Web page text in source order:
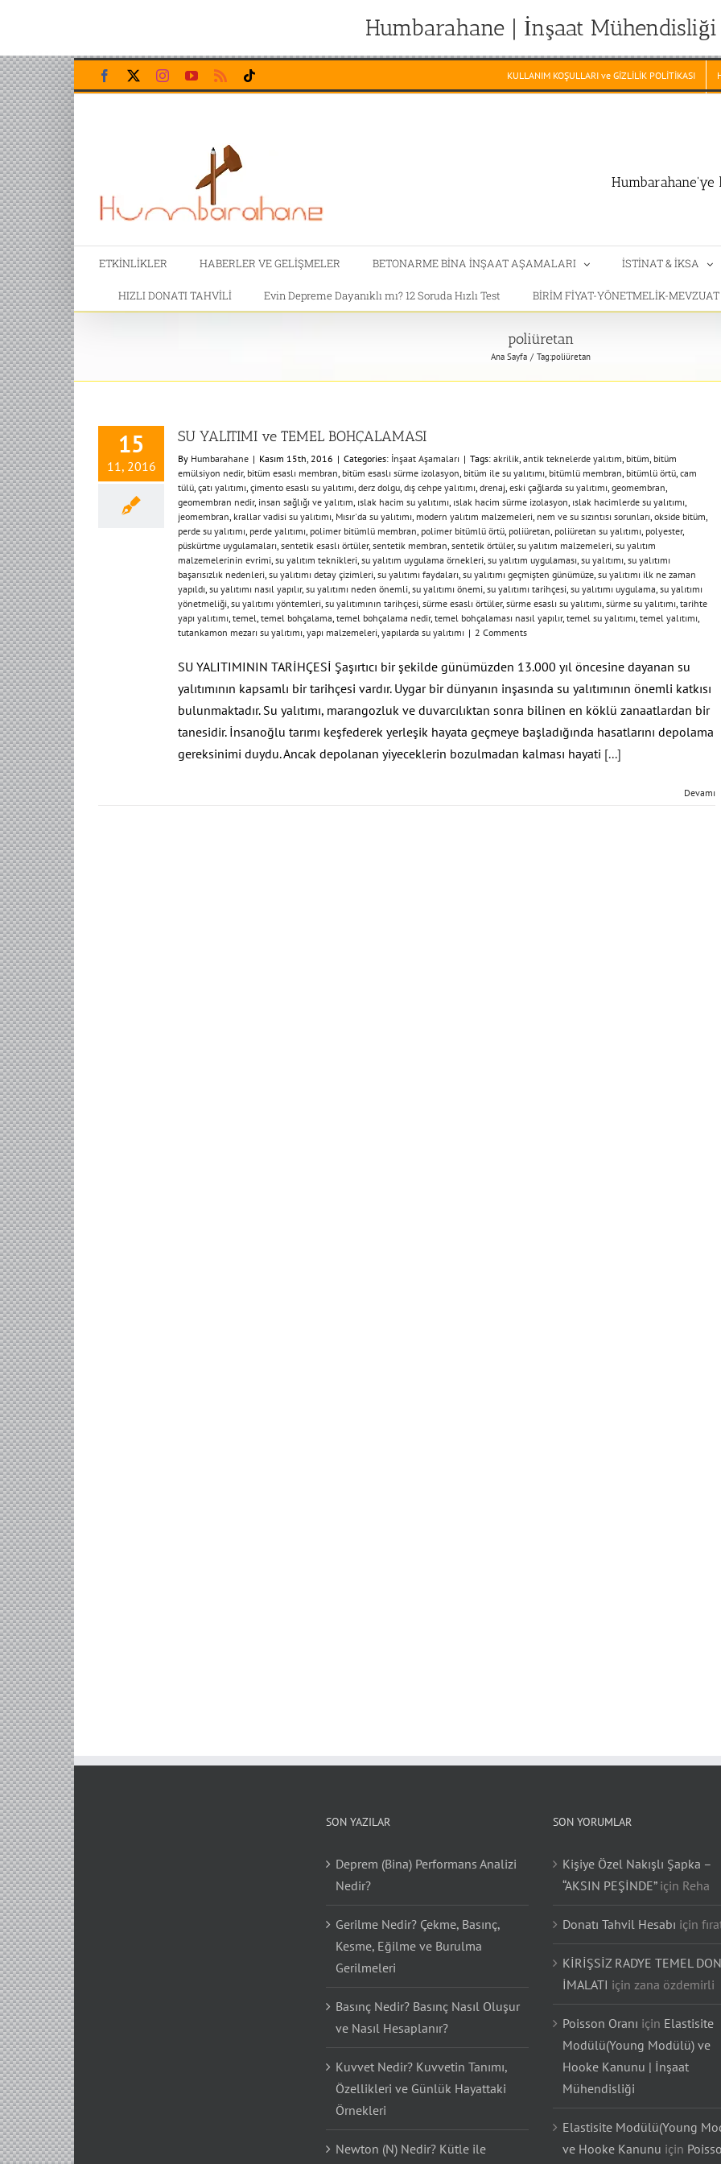
Humbarahane | İnşaat Mühendisliği
Skip
to
content
Facebook InstagramYouTubeRss KULLANIM KOŞULLARI ve GİZLİLİK POLİTİKASI
Humbarahane'ye
ETKİNLİKLER HABERLER VE GELİŞMELER BETONARME BİNA İNŞAAT AŞAMALARI İSTİNAT & İKSA
HIZLI DONATI TAHVİLİ Evin Depreme Dayanıklı mı? 12 Soruda Hızlı Test BİRİM FİYAT-YÖNETMELİK-
poliüretan
Ana Sayfa Tag:poliüretan
15
11, 2016
SU YALITIMI ve TEMEL BOHÇALAMASI
By Humbarahane | Kasım 15th, 2016 | Categories: İnşaat Aşamaları | Tags: akrilik, antik teknelerde yalıtım, bitüm, bitüm
emülsiyon nedir, bitüm esaslı membran, bitüm esaslı sürme izolasyon, bitüm ile su yalıtımı, bitümlü membran, bitümlü örtü, cam
tülü, çatı yalıtımı, çimento esaslı su yalıtımı, derz dolgu, dış cehpe yalıtımı, drenaj, eski çağlarda su yalıtımı, geomembran,
geomembran nedir, insan sağlığı ve yalıtım, ıslak hacim su yalıtımı, ıslak hacim sürme izolasyon, ıslak hacimlerde su yalıtımı,
jeomembran, krallar vadisi su yalıtımı, Mısır'da su yalıtımı, modern yalıtım malzemeleri, nem ve su sızıntısı sorunları, okside bitüm,
perde su yalıtımı, perde yalıtımı, polimer bitümlü membran, polimer bitümlü örtü, poliüretan, poliüretan su yalıtımı, polyester,
püskürtme uygulamaları, sentetik esaslı örtüler, sentetik membran, sentetik örtüler, su yalıtım malzemeleri, su yalıtım
malzemelerinin evrimi, su yalıtım teknikleri, su yalıtım uygulama örnekleri, su yalıtım uygulaması, su yalıtımı, su yalıtımı
başarısızlık nedenleri, su yalıtımı detay çizimleri, su yalıtımı faydaları, su yalıtımı geçmişten günümüze, su yalıtımı ilk ne zaman
yapıldı, su yalıtımı nasıl yapılır, su yalıtımı neden önemli, su yalıtımı önemi, su yalıtımı tarihçesi, su yalıtımı uygulama, su yalıtımı
yönetmeliği, su yalıtımı yöntemleri, su yalıtımının tarihçesi, sürme esaslı örtüler, sürme esaslı su yalıtımı, sürme su yalıtımı, tarihte
yapı yalıtımı, temel, temel bohçalama, temel bohçalama nedir, temel bohçalaması nasıl yapılır, temel su yalıtımı, temel yalıtımı,
tutankamon mezarı su yalıtımı, yapı malzemeleri, yapılarda su yalıtımı | 2 Comments
SU YALITIMININ TARİHÇESİ Şaşırtıcı bir şekilde günümüzden 13.000 yıl öncesine dayanan su
yalıtımının kapsamlı bir tarihçesi vardır. Uygar bir dünyanın inşasında su yalıtımının önemli katkısı
bulunmaktadır. Su yalıtımı, marangozluk ve duvarcılıktan sonra bilinen en köklü zanaatlardan bir
tanesidir. İnsanoğlu tarımı keşfederek yerleşik hayata geçmeye başladığında hasatlarını depolama
gereksinimi duydu. Ancak depolanan yiyeceklerin bozulmadan kalması hayati [...]
Devamı
Deprem (Bina) Performans Analizi
Nedir?
Gerilme Nedir? Çekme, Basınç,
Kesme, Eğilme ve Burulma
Gerilmeleri
Basınç Nedir? Basınç Nasıl Oluşur
ve Nasıl Hesaplanır?
Kuvvet Nedir? Kuvvetin Tanımı,
Özellikleri ve Günlük Hayattaki
Örnekleri
Kişiye Özel Nakışlı Şapka –
“AKSIN PEŞİNDE”
için Reha
Donatı Tahvil Hesabı için fırat
KİRİŞSİZ RADYE TEMEL
İMALATI
için zana özdemirli
Poisson OranıiçinElastisite
Modülü(Young Modülü) ve
Hooke Kanunu | İnşaat
Mühendisliği
Elastisite Modülü(Young